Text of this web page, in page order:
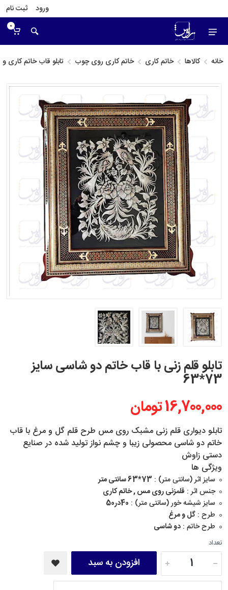
ورود ثبت نام
0
خانه کالاها خاتم کاری خاتم کاری روی چوب تابلو قاب خاتم
تابلو قلم زنی با قاب خاتم دو شاسی سایز
73*63
16,700,000 تومان
تابلو دیواری قلم زنی مشبک روی مس طرح قلم گل و مرغ با قاب
خاتم دو شاسی محصولی زیبا و چشم نواز تولید شده در صنایع
دستی زاوش
ویژگی ها
سایز اثر (سانتی متر) : 73*63 سانتی متر
جنس اثر : قلمزنی روی مس , خاتم کاری
سایز شیشه خور (سانتی متر) : 40در50
طرح : گل و مرغ
طرح خاتم : دو شاسی
تعداد
افزودن به سبد